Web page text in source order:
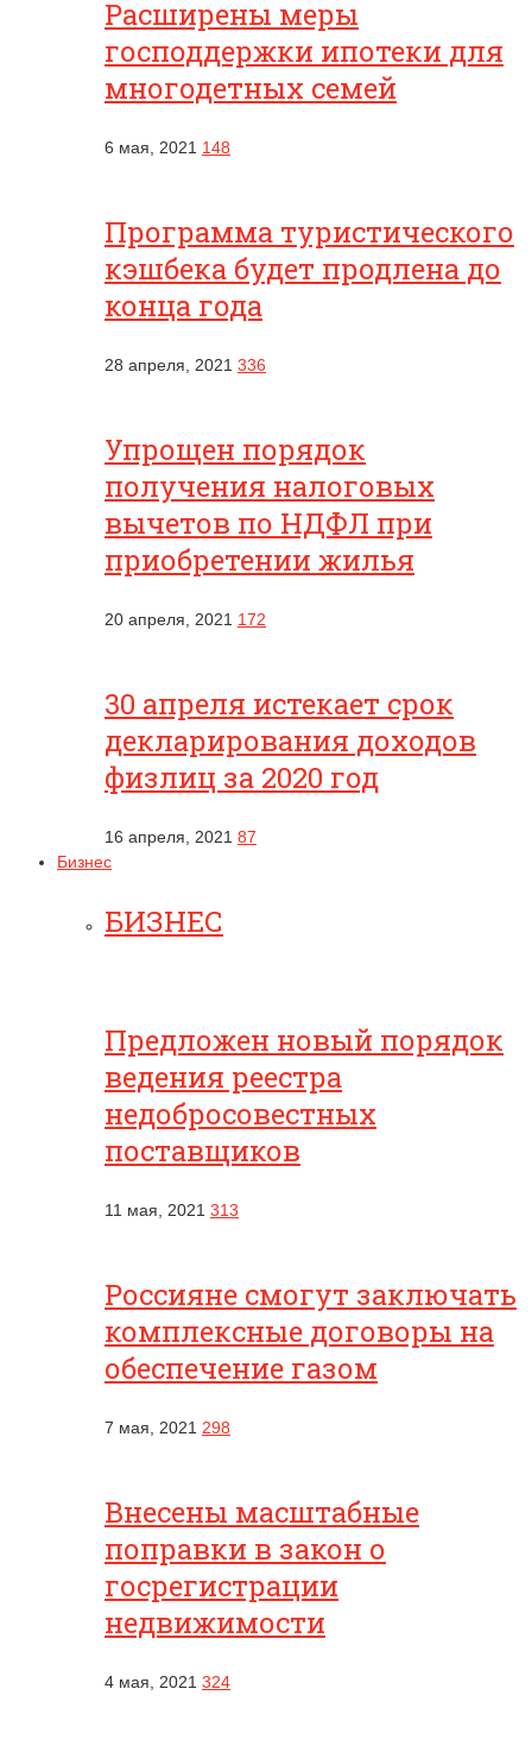
Расширены меры
господдержки ипотеки для
многодетных семей
6 мая, 2021 148
Программа туристического
кэшбека будет продлена до
конца года
28 апреля, 2021 336
Упрощен порядок
получения налоговых
вычетов по НДФЛ при
приобретении жилья
20 апреля, 2021 172
30 апреля истекает срок
декларирования доходов
физлиц за 2020 год
16 апреля, 2021 87
Бизнес
БИЗНЕС
Предложен новый порядок
ведения реестра
недобросовестных
поставщиков
11 мая, 2021 313
Россияне смогут заключать
комплексные договоры на
обеспечение газом
7 мая, 2021 298
Внесены масштабные
поправки в закон о
госрегистрации
недвижимости
4 мая, 2021 324